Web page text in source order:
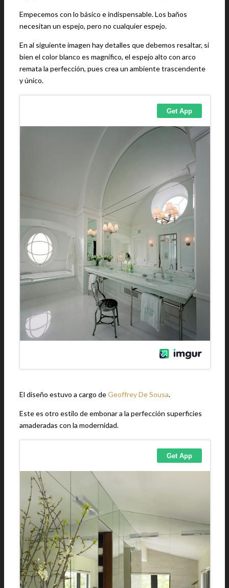
Empecemos con lo básico e indispensable. Los baños
necesitan un espejo, pero no cualquier espejo.
En al siguiente imagen hay detalles que debemos resaltar, si
bien el color blanco es magnífico, el espejo alto con arco
remata la perfección, pues crea un ambiente trascendente
y único.
El diseño estuvo a cargo deGeoffrey De Sousa.
Este es otro estilo de embonar a la perfección superficies
amaderadas con la modernidad.